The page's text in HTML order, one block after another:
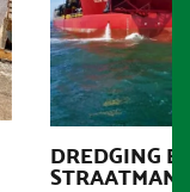
DREDGING
STRAATMAN